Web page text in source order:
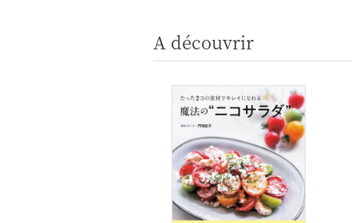
A découvrir